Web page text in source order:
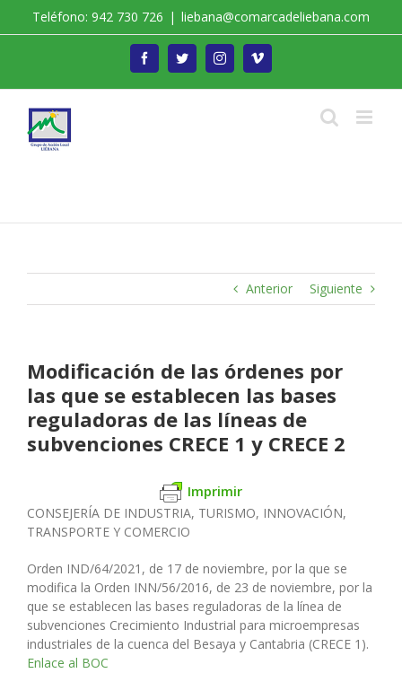
Teléfono: 942 730 726 | liebana@comarcadeliebana.com
FacebookTwitterInstagramVimeo
Anterior Siguiente
Modificación de las órdenes por
las que se establecen las bases
reguladoras de las líneas de
subvenciones CRECE 1 y CRECE 2
Imprimir
CONSEJERÍA DE INDUSTRIA, TURISMO, INNOVACIÓN,
TRANSPORTE Y COMERCIO
Orden IND/64/2021, de 17 de noviembre, por la que se
modifica la Orden INN/56/2016, de 23 de noviembre, por la
que se establecen las bases reguladoras de la línea de
subvenciones Crecimiento Industrial para microempresas
industriales de la cuenca del Besaya y Cantabria (CRECE 1).
Enlace al BOC